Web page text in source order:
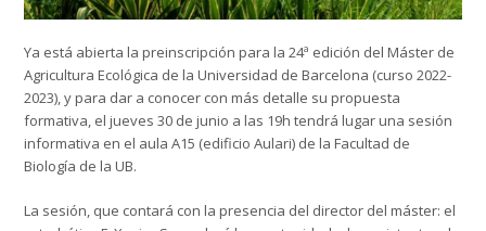
Ya está abierta la preinscripción para la 24ª edición del Máster de
Agricultura Ecológica de la Universidad de Barcelona (curso 2022-
2023), y para dar a conocer con más detalle su propuesta
formativa, el jueves 30 de junio a las 19h tendrá lugar una sesión
informativa en el aula A15 (edificio Aulari) de la Facultad de
Biología de la UB.
La sesión, que contará con la presencia del director del máster: el